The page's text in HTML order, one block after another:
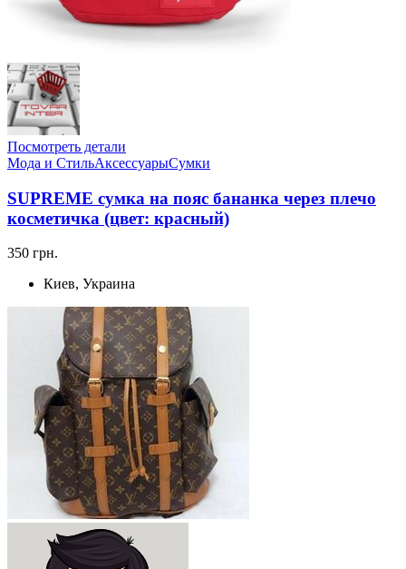
Посмотреть детали
Мода и СтильАксессуарыСумки
SUPREME сумка на пояс бананка через плечо
косметичка (цвет: красный)
350 грн.
Киев, Украина